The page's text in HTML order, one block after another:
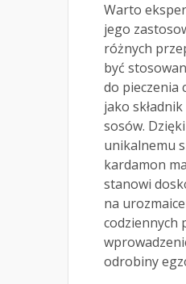
Warto
jego
różnych
być
do pieczenia
jako
sosów.
unikalnemu
kardamon
stanowi
na
codziennych
odrobiny